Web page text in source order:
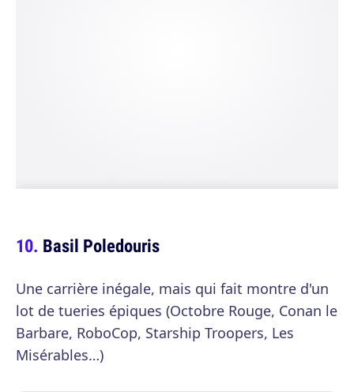
Basil Poledouris
Une carrière inégale, mais qui fait montre d'un
lot de tueries épiques (Octobre Rouge, Conan le
Barbare, RoboCop, Starship Troopers, Les
Misérables…)